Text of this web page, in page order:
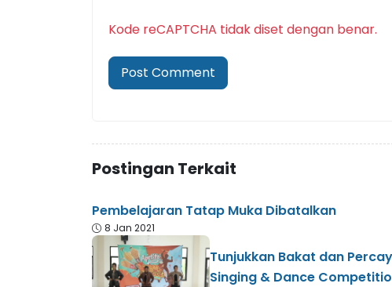
Kode reCAPTCHA tidak diset dengan benar.
Postingan Terkait
Pembelajaran Tatap Muka Dibatalkan
8 Jan 2021
Tunjukkan Bakat dan
Singing & Dance